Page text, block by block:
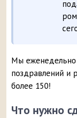
Мы еженедельно
поздравлений и
более 150!
Что нужно